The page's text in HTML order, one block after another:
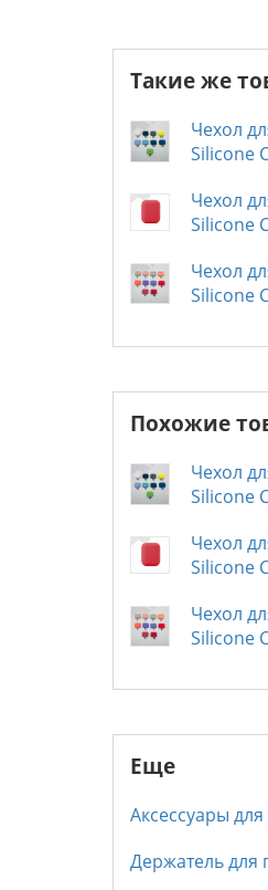
Такие же
Чехол
Silicone
Чехол
Silicone
Чехол
Silicone
Похожие
Чехол
Silicone
Чехол
Silicone
Чехол
Silicone
Еще
Аксессуары
Держатель для